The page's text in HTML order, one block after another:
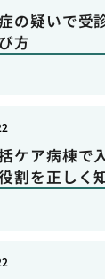
の疑いで受
方
ケア病棟で
割を正しく